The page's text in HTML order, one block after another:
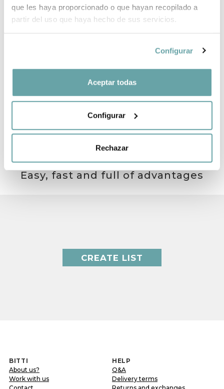
que les haya proporcionado o que hayan recopilado a
partir del uso que haya hecho de sus servicios.
Configurar
Aceptar todas
Configurar
Rechazar
CREATE YOUR BABY LIST
Easy, fast and full of advantages
CREATE LIST
BITTI
About us?
Work with us
HELP
Q&A
Delivery terms